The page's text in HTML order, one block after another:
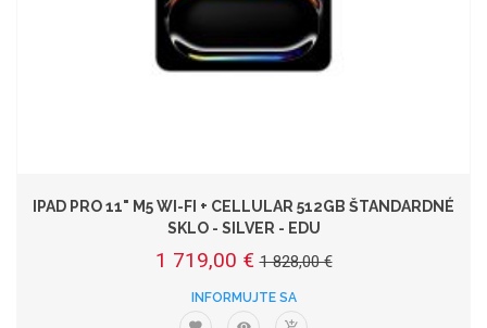
IPAD PRO 11" M5 WI-FI + CELLULAR 512GB ŠTANDARDNÉ
SKLO - SILVER - EDU
1 719,00 € 1 828,00 €
INFORMUJTE SA